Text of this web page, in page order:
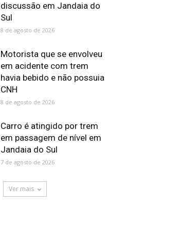
discussão em Jandaia do
Sul
8 de agosto de 2026
Motorista que se envolveu
em acidente com trem
havia bebido e não possuia
CNH
8 de agosto de 2026
Carro é atingido por trem
em passagem de nível em
Jandaia do Sul
7 de agosto de 2026
Ver mais